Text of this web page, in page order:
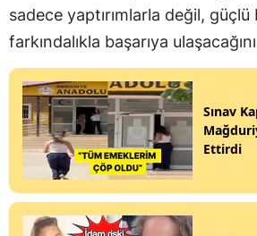
sadece yaptırımlarla değil,
farkındalıkla başarıya
Sınav
Ettirdi